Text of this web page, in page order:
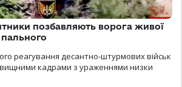
позбавляють ворога живої
пального
реагування десантно-штурмових військ
кадрами з ураженнями низки